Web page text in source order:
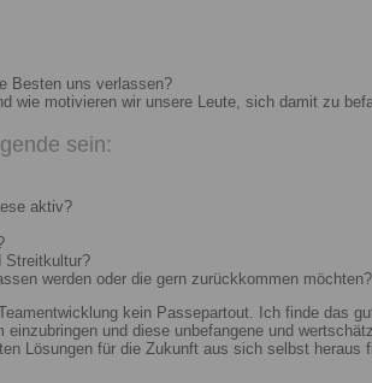
Besten uns verlassen?
wie motivieren wir unsere Leute, sich damit zu
sein:
aktiv?
Streitkultur?
werden oder die gern zurückkommen möchten?
kein Passepartout. Ich finde das
und diese unbefangene und
Lösungen für die Zukunft aus sich selbst heraus